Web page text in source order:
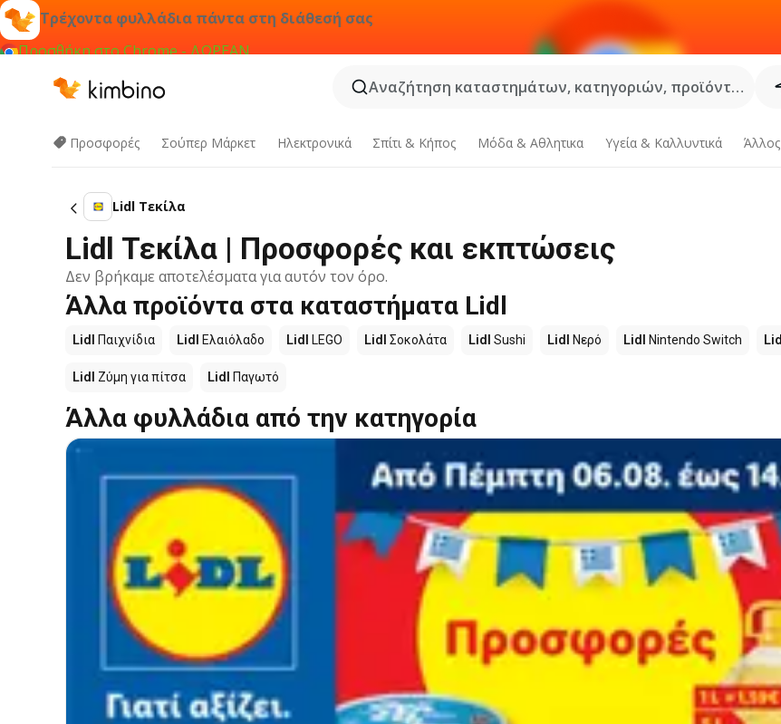
Τρέχοντα φυλλάδια πάντα στη διάθεσή σας
Προσθήκη στο Chrome - ΔΩΡΕΑΝ
Αναζήτηση καταστημάτων, κατηγοριών, προϊόντων...
Προσφορές Σούπερ Μάρκετ Hλεκτρονικά Σπίτι & Κήπος Μόδα & Aθλητικα Υγεία & Καλλυντικά Άλλος
Lidl Τεκίλα
Lidl Τεκίλα | Προσφορές και εκπτώσεις
Δεν βρήκαμε αποτελέσματα για αυτόν τον όρο.
Άλλα προϊόντα στα καταστήματα Lidl
Lidl Παιχνίδια Lidl Ελαιόλαδο Lidl LEGO Lidl Σοκολάτα Lidl Sushi Lidl Νερό Lidl Nintendo Switch Lidl
Lidl Ζύμη για πίτσα Lidl Παγωτό
Άλλα φυλλάδια από την κατηγορία